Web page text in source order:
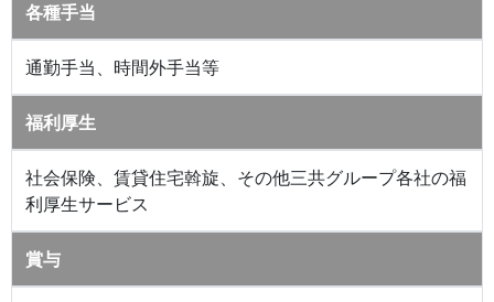
各種手当
通勤手当、時間外手当等
福利厚生
社会保険、賃貸住宅斡旋、その他三共グループ各社の福
利厚生サービス
賞与